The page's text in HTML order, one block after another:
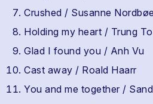
Crushed / Susanne Nordbøe
Holding my heart / Trung
Glad I found you / Anh Vu
Cast away / Roald Haarr
You and me together /